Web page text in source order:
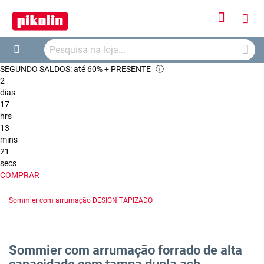
Iniciar
Meu
Search
SEGUNDO SALDOS: até 60% + PRESENTE ⓘ
2
dias
17
hrs
13
mins
21
secs
COMPRAR
Sommier com arrumação DESIGN TAPIZADO
Sommier com arrumação forrado de alta